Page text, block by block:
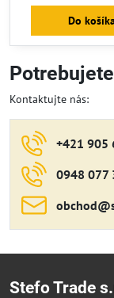
Do
Kontaktujte nás:
+421 905
0948 077
Stefo Trade